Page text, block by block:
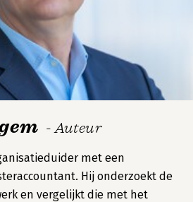
- Auteur
met een
Hij onderzoekt de
en vergelijkt die met het